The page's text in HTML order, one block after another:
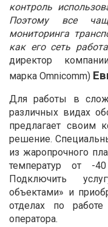
контроль
Поэтому все
мониторинга
как его сеть
директор
марка Omnicomm)
Для работы в
различных видах
предлагает своим
решение.
из жаропрочного
температур от -
Подключить
объектами» и
отделах по
оператора.